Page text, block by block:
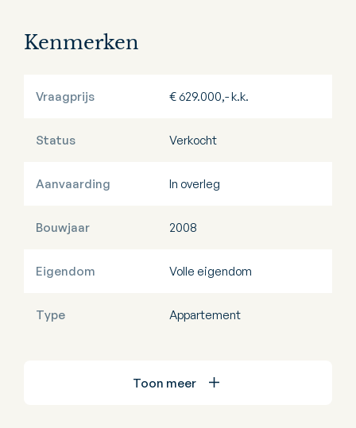
Kenmerken
Vraagprijs € 629.000,- k.k.
Status Verkocht
Aanvaarding In overleg
Bouwjaar 2008
Eigendom Volle eigendom
Type Appartement
Toon meer